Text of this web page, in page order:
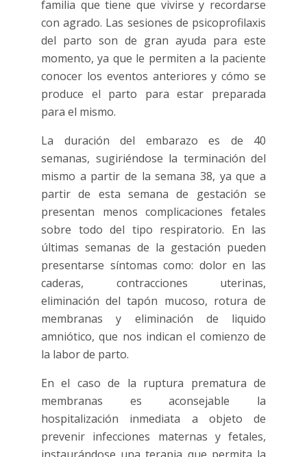
familia que tiene que vivirse y recordarse
con agrado. Las sesiones de psicoprofilaxis
del parto son de gran ayuda para este
momento, ya que le permiten a la paciente
conocer los eventos anteriores y cómo se
produce el parto para estar preparada
para el mismo.
La duración del embarazo es de 40
semanas, sugiriéndose la terminación del
mismo a partir de la semana 38, ya que a
partir de esta semana de gestación se
presentan menos complicaciones fetales
sobre todo del tipo respiratorio. En las
últimas semanas de la gestación pueden
presentarse síntomas como: dolor en las
caderas, contracciones uterinas,
eliminación del tapón mucoso, rotura de
membranas y eliminación de liquido
amniótico, que nos indican el comienzo de
la labor de parto.
En el caso de la ruptura prematura de
membranas es aconsejable la
hospitalización inmediata a objeto de
prevenir infecciones maternas y fetales,